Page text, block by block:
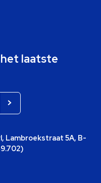
laatste
Lambroekstraat 5A, B-